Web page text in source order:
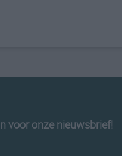
voor onze nieuwsbrief!